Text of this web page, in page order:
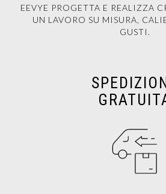
EEVYE PROGETTA E REALIZZA
UN LAVORO SU MISURA,
GUSTI.